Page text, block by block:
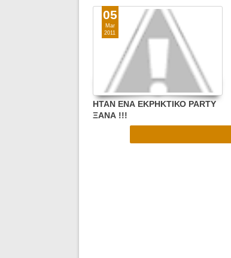
UNPLUGGED!!!
ΗΤΑΝ ΕΝΑ ΕΚΡΗΚΤΙΚΟ PARTY
ΞΑΝΑ !!!
05
Mar
2011